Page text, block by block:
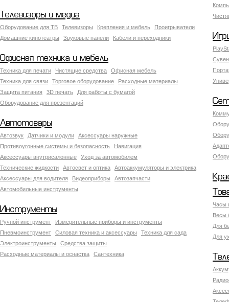
Телевизоры и медиа
Оборудование для ТВ Телевизоры Крепления и мебель
Проигрыватели
Домашние кинотеатры
Звуковые панели Кабели и переходники
Офисная техника и мебель
Техника для печати Чистящие средства
Офисная мебель
Техника для связи
Торговое оборудование
Расходные материалы
Защита питания
3D печать
Для работы с бумагой
Оборудование для презентаций
Автотовары
Автозвук Датчики и модули
Аксессуары наружные
Противоугонные системы и безопасность
Навигация
Аксесcуары внутрисалонные
Уход за автомобилем
Технические жидкости
Автосвет и оптика
Автоаккумуляторы и электрика
Аксессуары для водителя
Видеоприборы
Автозапчасти
Автомобильные инструменты
Часы
Весы
Для
Для
Инструменты
Ручной инструмент
Измерительные приборы и инструменты
Пневмоинструмент
Силовая техника и аксессуары
Техника для сада
Электроинструменты
Средства защиты
Расходные материалы и оснастка
Сантехника